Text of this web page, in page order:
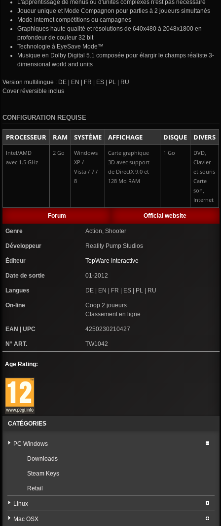
L'apprentissage de menus ou d'unités complexes n'est pas nécéssaire
Joueur unique et Mode Compagnon pour parties à 2 joueurs simultanés
Mode internet compétitions ou campagnes
Graphiques haute qualité et résolutions de 640x480 à 2048x1800 en
profondeur de couleur 32 bit
Technologie à EyeSave Mode™
Musique en Dolby Digital 5.1 composée pour élargir le champs réaliste 3-
dimensional world and units
Version multilingue : DE | EN | FR | ES | PL | RU
Cover réversible inclus
CONFIGURATION REQUISE
PROCESSEUR RAM SYSTÈME AFFICHAGE DISQUE DIVERS
Intel/AMD
avec 1.5 GHz
2 Go
Windows
XP /
Vista / 7 /
8
Carte graphique
3D avec support
de DirectX 9.0 et
128 Mo RAM
1 Go
DVD,
Clavier
et souris
Carte
son,
Internet
Forum Official website
Genre Action, Shooter
Développeur Reality Pump Studios
Éditeur TopWare Interactive
Date de sortie 01-2012
Langues DE | EN | FR | ES | PL | RU
On-line
Coop 2 joueurs
Classement en ligne
EAN | UPC 4250230210427
N° ART. TW1042
Age Rating:
CATÉGORIES
PC Windows
Downloads
Steam Keys
Retail
Linux
Mac OSX